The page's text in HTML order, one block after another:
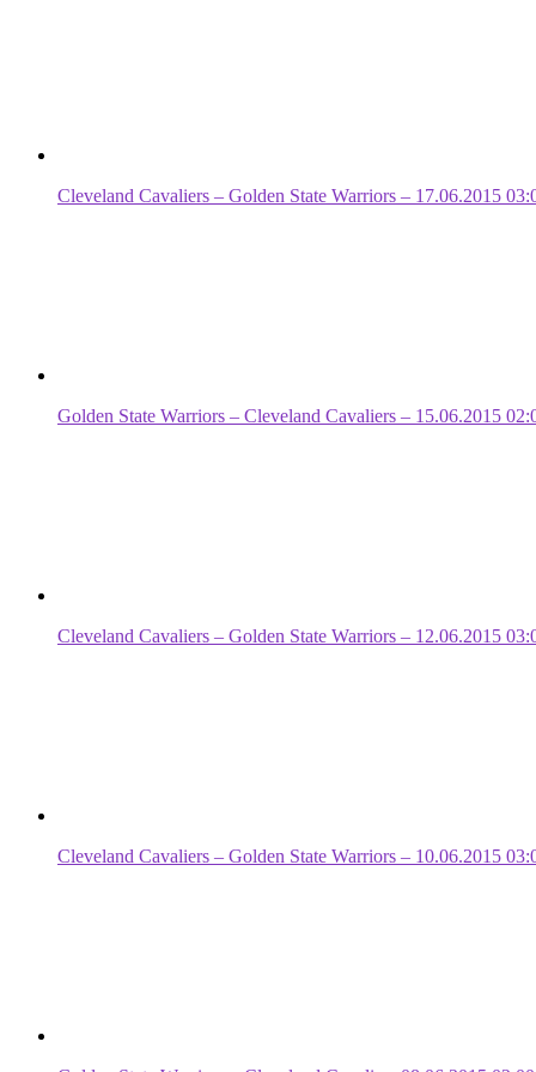
Cleveland Cavaliers – Golden State Warriors – 17.06.2015
Golden State Warriors – Cleveland Cavaliers – 15.06.2015
Cleveland Cavaliers – Golden State Warriors – 12.06.2015
Cleveland Cavaliers – Golden State Warriors – 10.06.2015